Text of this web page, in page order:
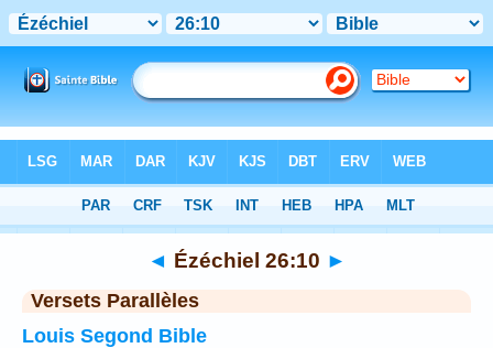
Chapitre 26> Verset 10
◄ Ézéchiel 26:10 ►
Versets Parallèles
Louis Segond Bible